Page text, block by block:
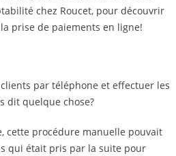
chez Roucet, pour découvrir
prise de paiements en ligne!
par téléphone et effectuer les
dit quelque chose?
cette procédure manuelle pouvait
qui était pris par la suite pour